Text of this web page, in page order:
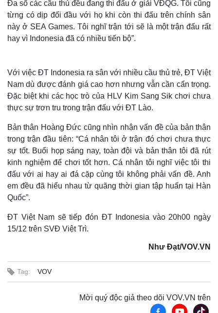
Thế giới
Quan sát
Cuộc sống đó đây
Video
Infographic
Đa số các cầu thủ đều đang thi đấu ở giải VĐQG. Tôi cũng
từng có dịp đối đầu với họ khi còn thi đấu trên chính sân
này ở SEA Games. Tôi nghĩ trận tới sẽ là một trận đấu rất
hay vì Indonesia đã có nhiều tiến bộ”.
Với việc ĐT Indonesia ra sân với nhiều cầu thủ trẻ, ĐT Việt
Nam dù được đánh giá cao hơn nhưng vẫn cần cẩn trọng.
Đặc biệt khi các học trò của HLV Kim Sang Sik chơi chưa
thực sự trơn tru trong trận đấu với ĐT Lào.
Bản thân Hoàng Đức cũng nhìn nhận vấn đề của bản thân
trong trận đầu tiên: “Cá nhân tôi ở trận đó chơi chưa thực
sự tốt. Buổi họp sáng nay, toàn đội và bản thân tôi đã rút
kinh nghiệm để chơi tốt hơn. Cá nhân tôi nghĩ việc tôi thi
đấu với ai hay ai đá cặp cùng tôi không phải vấn đề. Anh
em đều đã hiểu nhau từ quãng thời gian tập huấn tại Hàn
Quốc”.
ĐT Việt Nam sẽ tiếp đón ĐT Indonesia vào 20h00 ngày
15/12 trên SVĐ Việt Trì.
Như Đạt/VOV.VN
Tag: VOV
Mời quý độc giả theo dõi VOV.VN trên